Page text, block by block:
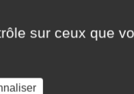
sur ceux que